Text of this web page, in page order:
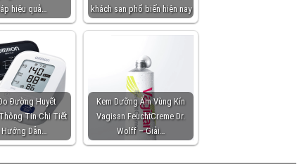
hiệu quả…
khách sạn phổ biến hiện nay
Đường Huyết
Tin Chi Tiết
Hướng Dẫn…
Kem Dưỡng Ẩm Vùng Kín
Vagisan FeuchtCreme Dr.
Wolff – Giải…